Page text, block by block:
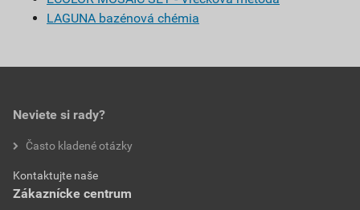
LAGUNA bazénová chémia
Neviete si rady?
Často kladené otázky
Kontaktujte naše
Zákaznícke centrum